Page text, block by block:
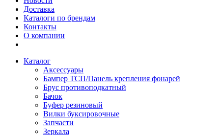
Доставка
Каталоги по брендам
Контакты
О компании
Каталог
Аксессуары
Бампер ТСП/Панель крепления фонарей
Брус противоподкатный
Бачок
Буфер резиновый
Вилки буксировочные
Запчасти
Зеркала